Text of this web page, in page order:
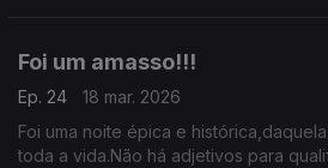
Foi um amasso!!!
Ep. 24
18 mar. 2026
Foi uma noite épica e
toda a vida.Não há adjetivos para